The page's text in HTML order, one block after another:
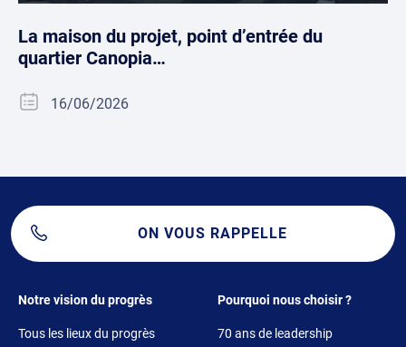
La maison du projet, point d’entrée du
quartier Canopia…
16/06/2026
ON VOUS RAPPELLE
Footer 1
Notre vision du progrès
Tous les lieux du progrès
Footer 2
Pourquoi nous choisir ?
70 ans de leadership